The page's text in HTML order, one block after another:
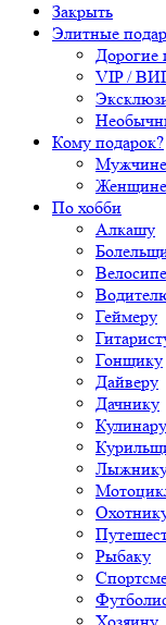
Закрыть
Элитные
Дорогие
VIP /
Кому подарок?
Мужчине
Женщине
По хобби
Алкашу
Геймеру
Гонщику
Дайверу
Дачнику
Кулинару
Рыбаку